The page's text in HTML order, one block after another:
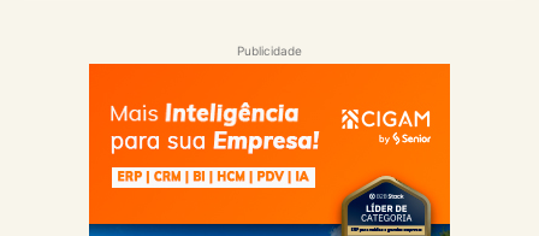
Publicidade